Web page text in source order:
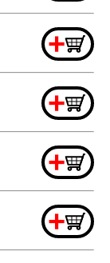
+
+
+
+